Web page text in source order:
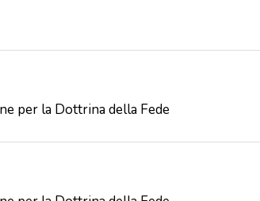
per la Dottrina della Fede